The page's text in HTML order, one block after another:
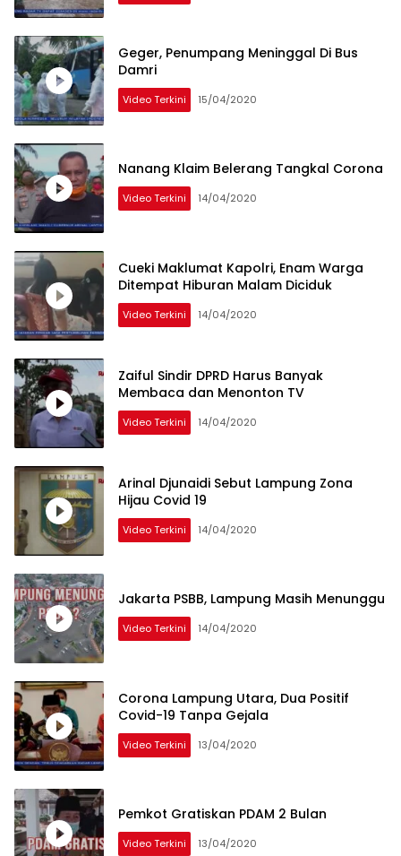
Geger, Penumpang Meninggal Di Bus
Damri
Video Terkini 15/04/2020
Nanang Klaim Belerang Tangkal Corona
Video Terkini 14/04/2020
Cueki Maklumat Kapolri, Enam Warga
Ditempat Hiburan Malam Diciduk
Video Terkini 14/04/2020
Zaiful Sindir DPRD Harus Banyak
Membaca dan Menonton TV
Video Terkini 14/04/2020
Arinal Djunaidi Sebut Lampung Zona
Hijau Covid 19
Video Terkini 14/04/2020
Jakarta PSBB, Lampung Masih Menunggu
Video Terkini 14/04/2020
Corona Lampung Utara, Dua Positif
Covid-19 Tanpa Gejala
Video Terkini 13/04/2020
Pemkot Gratiskan PDAM 2 Bulan
Video Terkini 13/04/2020